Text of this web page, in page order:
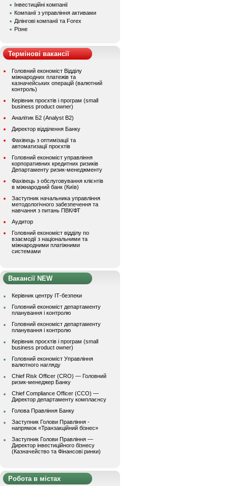
Інвестиційні компанії
Компанії з управління активами
Ділінгові компанії та Forex
Різне
Термінові вакансії
Головний економіст Відділу
міжнародних платежів та
казначейських операцій (валютний
контроль)
Керівник проєктів і програм (small
business product owner)
Аналітик Б2 (Analyst B2)
Директор відділення Банку
Фахівець з оптимізації та
автоматизації проєктів
Головний економіст управління
корпоративних кредитних ризиків
Департаменту ризик-менеджменту
Фахівець з обслуговування клієнтів
в міжнародний банк (Київ)
Заступник начальника управління
методологічного забезпечення та
навчання з питань ПВК/ФТ
Аудитор
Головний економіст відділу по
взаємодії з національними та
міжнародними платіжними
системами
Вакансії NEW
Керівник центру ІТ-безпеки
Головний економіст департаменту
планування і контролю
Головний економіст департаменту
планування і контролю
Керівник проєктів і програм (small
business product owner)
Головний економіст Управління
валютного нагляду
Chief Risk Officer (CRO) — Головний
ризик-менеджер Банку
Chief Compliance Officer (CCO) —
Директор департаменту комплаєнсу
Голова Правління Банку
Заступник Голови Правління -
напрямок «Транзакційний бізнес»
Заступник Голови Правління —
Директор інвестиційного бізнесу
(Казначейство та Фінансові ринки)
Робота в містах